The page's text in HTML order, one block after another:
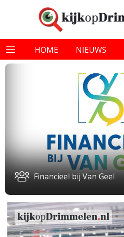
HOME NIEUWS
Financieel bij Van Geel